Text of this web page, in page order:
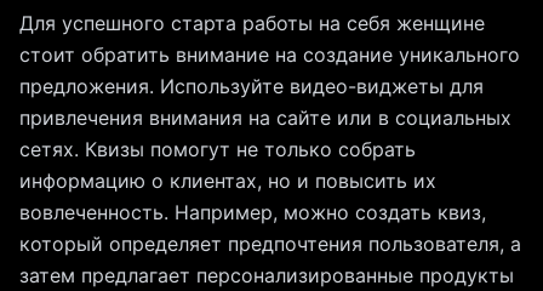
Для успешного старта работы на себя женщине
стоит обратить внимание на создание уникального
предложения. Используйте видео-виджеты для
привлечения внимания на сайте или в социальных
сетях. Квизы помогут не только собрать
информацию о клиентах, но и повысить их
вовлеченность. Например, можно создать квиз,
который определяет предпочтения пользователя, а
затем предлагает персонализированные продукты